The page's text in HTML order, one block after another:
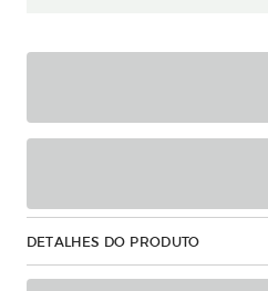
DETALHES DO PRODUTO